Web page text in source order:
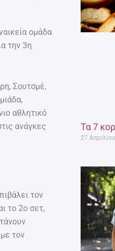
ομάδα
την 3η
Σουτσμέ,
αθλητικό
ανάγκες
τον
το 2ο σετ,
τον
Τα 7
27